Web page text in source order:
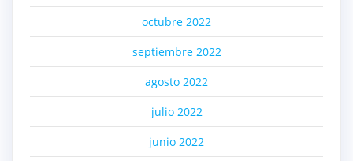
octubre 2022
septiembre 2022
agosto 2022
julio 2022
junio 2022